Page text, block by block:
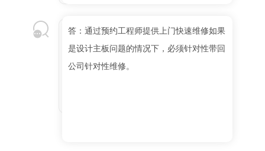
答：通过预约工程师提供上门快速维修如果
是设计主板问题的情况下，必须针对性带回
公司针对性维修。